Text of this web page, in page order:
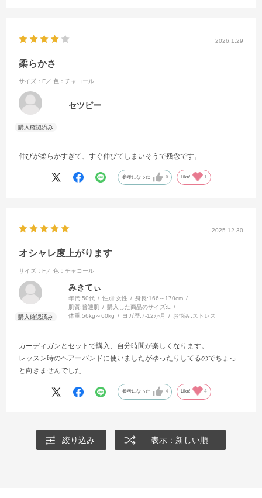
2026.1.29
柔らかさ
サイズ：F／ 色：チャコール
セツピー
伸びが柔らかすぎて、すぐ伸びてしまいそうで残念です。
参考になった 0 Like! 1
2025.12.30
オシャレ度上がります
サイズ：F／ 色：チャコール
みきてぃ
年代:50代 性別:女性 身長:166～170cm
肌質:普通肌 購入した商品のサイズ: L
体重:56kg～60kg ヨガ歴:7-12か月 お悩み:ストレス
カーディガンとセットで購入、自分時間が楽しくなります。
レッスン時のヘアーバンドに使いましたがゆったりしてるのでちょっ
と向きませんでした
参考になった 4 Like! 4
絞り込み 表示：新しい順